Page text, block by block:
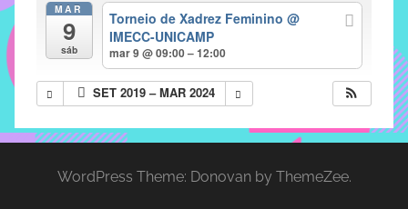
para
prevenção
MAR
9
sáb
Torneio de Xadrez Feminino@
IMECC-UNICAMP
mar 9 @ 09:00 – 12:00
SET 2019 – MAR 2024
WordPress Theme: Donovan by ThemeZee.